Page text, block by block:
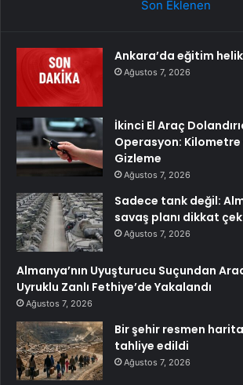
Son Eklenen
Ankara’da eğitim
Ağustos 7, 2026
İkinci El Araç
Operasyon: Kilometre
Gizleme
Ağustos 7, 2026
Sadece tank değil:
savaş planı dikkat
Ağustos 7, 2026
Almanya’nın Uyuşturucu Suçundan
Uyruklu Zanlı Fethiye’de Yakalandı
Ağustos 7, 2026
Bir şehir resmen
tahliye edildi
Ağustos 7, 2026